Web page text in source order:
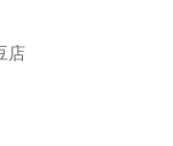
店